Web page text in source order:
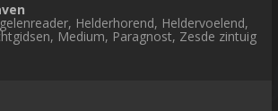
Helderhorend, Heldervoelend,
Medium, Paragnost, Zesde zintuig